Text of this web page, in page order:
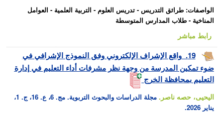
الواصفات:طرائق التدريس -تدريس العلوم - التربية العلمية - العوامل
المناخية -طلاب المدارس المتوسطة
رابط مباشر
19. واقع الإشراف الإلكتروني وفق النموذج الإشرافي في
ضوء تمكين المدرسة من وجهة نظر مشرفات أداء التعليم في إدارة
التعليم بمحافظة الخرج
اليحيى، حصه ناصر.
مجلة الدراسات والبحوث التربوية. مج. 6، ع. 16، ج. 1،
يناير 2026.